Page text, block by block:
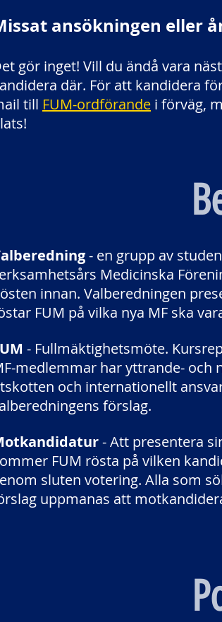
ansökningen eller
gör inget! Vill du ändå vara
där. För att kandidera
till FUM-ordförande i förväg,
- en grupp av
Medicinska
innan. Valberedningen
FUM på vilka nya MF ska
- Fullmäktighetsmöte.
medlemmar har yttrande- och
och internationellt
förslag.
- Att presentera
FUM rösta på vilken
sluten votering. Alla som
uppmanas att